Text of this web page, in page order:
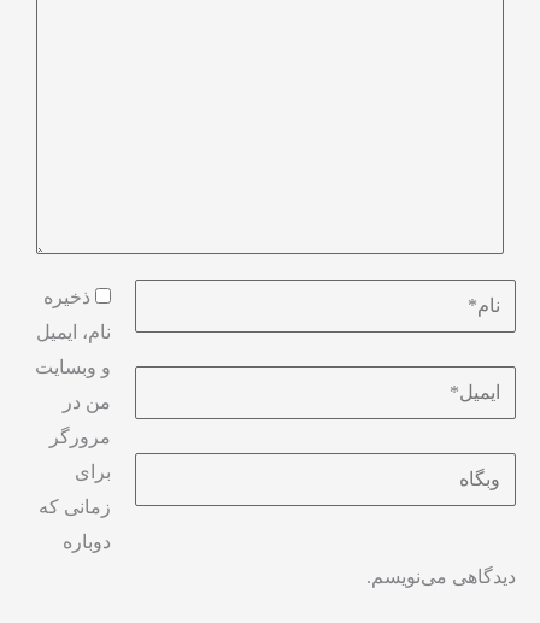
ذخیره
نام، ایمیل
و وبسایت
من در
مرورگر
برای
زمانی که
دوباره
دیدگاهی می‌نویسم.